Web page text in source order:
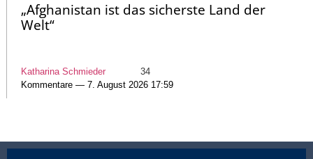
„Afghanistan ist das sicherste Land der
Welt“
Katharina Schmieder
34
Kommentare — 7. August 2026 17:59